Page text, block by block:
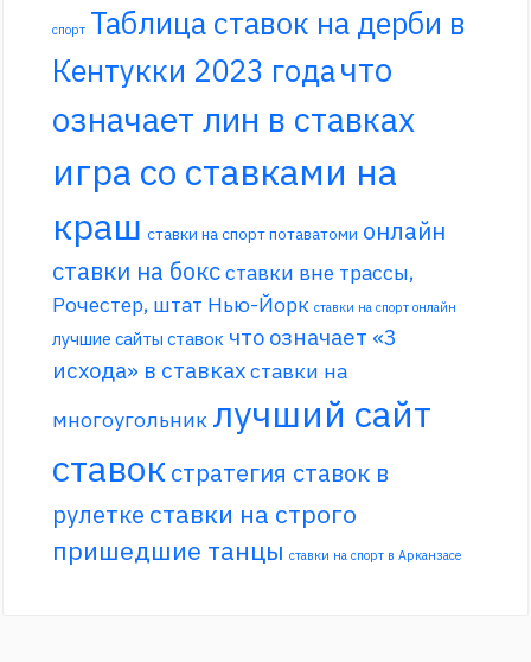
спорт Таблица ставок на дерби в
Кентукки 2023 годачто
означает лин в ставках
игра со ставками на
краш ставки на спорт потаватоми онлайн
ставки на боксставки вне трассы,
Рочестер, штат Нью-Йорк ставки на спорт онлайн
лучшие сайты ставок что означает «3
исхода» в ставкахставки на
многоугольник лучший сайт
ставок стратегия ставок в
рулетке ставки на строго
пришедшие танцы ставки на спорт в Арканзасе